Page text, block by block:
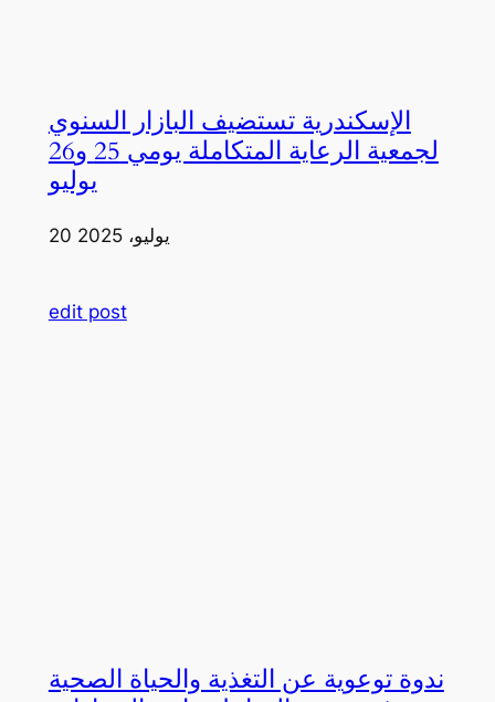
الإسكندرية تستضيف البازار السنوي
لجمعية الرعاية المتكاملة يومي 25 و26
يوليو
20 يوليو، 2025
edit post
ندوة توعوية عن التغذية والحياة الصحية